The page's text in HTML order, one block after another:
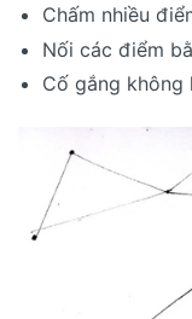
Chấm nhiều
Nối các điểm
Cố gắng không